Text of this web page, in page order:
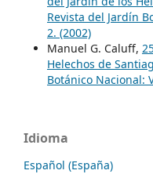
Revista del Jardín
2. (2002)
Manuel G. Caluff,
Helechos de
Botánico Nacional:
Idioma
Español (España)